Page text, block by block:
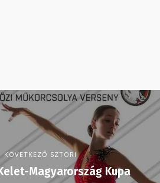
KÖVETKEZŐ SZTORI
Magyarország Kupa